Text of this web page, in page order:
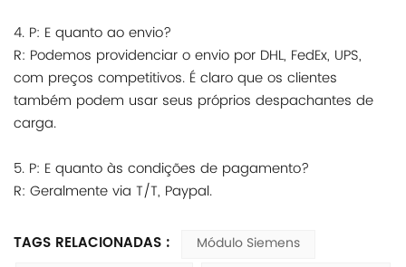
4. P: E quanto ao envio?
R: Podemos providenciar o envio por DHL, FedEx, UPS,
com preços competitivos. É claro que os clientes
também podem usar seus próprios despachantes de
carga.
5. P: E quanto às condições de pagamento?
R: Geralmente via T/T, Paypal.
TAGS RELACIONADAS :
Módulo Siemens